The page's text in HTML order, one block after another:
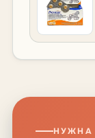
НУЖНА